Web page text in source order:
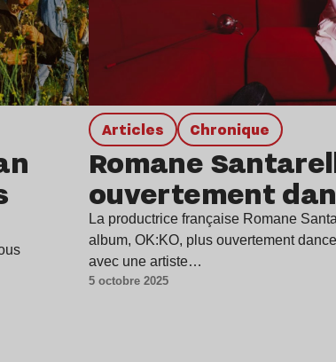
Articles chronique
Romane
ouvertement
La productrice française Romane
album, OK:KO, plus ouvertement
avec une artiste…
5 octobre 2025